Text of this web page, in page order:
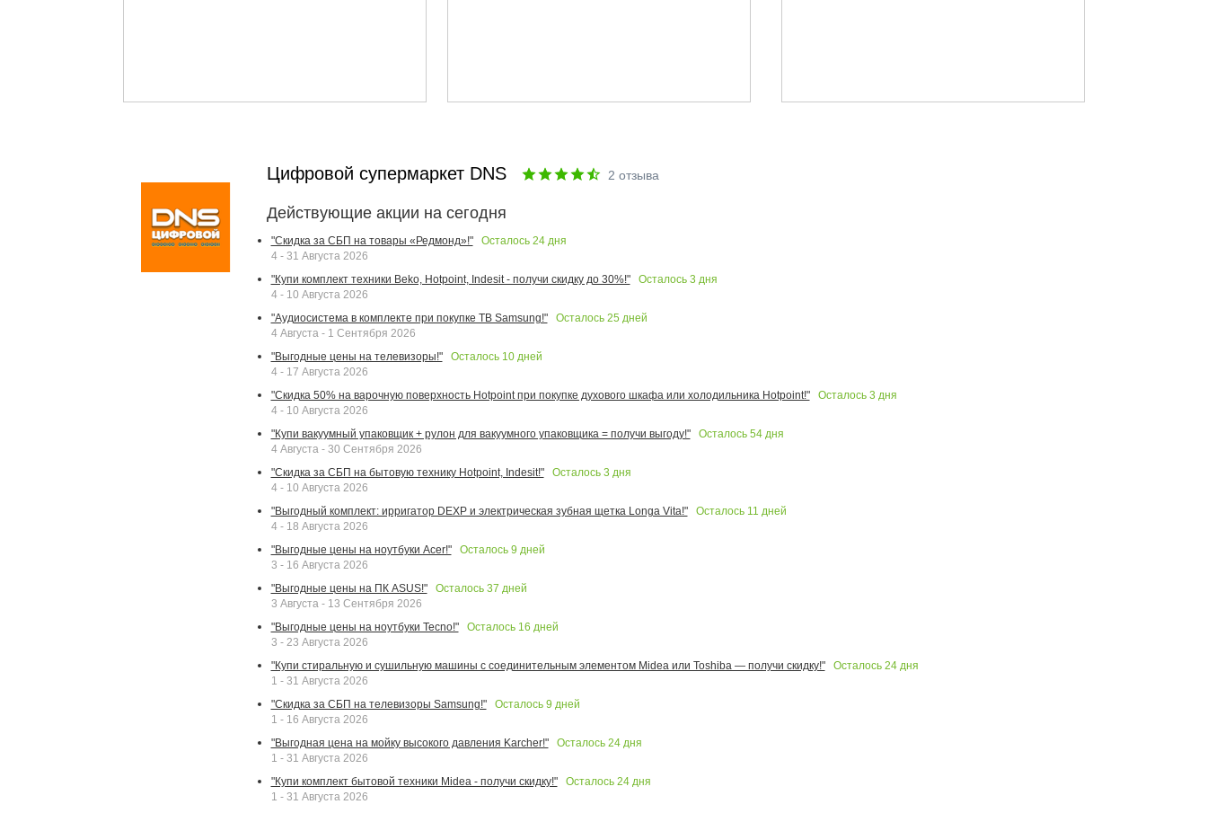
Цифровой супермаркет DNS 2 отзыва
Действующие акции на сегодня
"Скидка за СБП на товары «Редмонд»!" Осталось 24дня
4 - 31 Августа 2026
"Купи комплект техники Beko, Hotpoint, Indesit - получи скидку до 30%!"
Осталось 3 дня
4 - 10 Августа 2026
"Аудиосистема в комплекте при покупке ТВ Samsung!"
Осталось 25 дней
4 Августа - 1 Сентября 2026
"Выгодные цены на телевизоры!"
Осталось 10дней
4 - 17 Августа 2026
"Скидка 50% на варочную поверхность Hotpoint при покупке духового шкафа или холодильника Hotpoint!"
Осталось 3 дня
4 - 10 Августа 2026
"Купи вакуумный упаковщик + рулон для вакуумного упаковщика = получи выгоду!"
Осталось 54дня
4 Августа - 30 Сентября 2026
"Скидка за СБП на бытовую технику Hotpoint, Indesit!"
Осталось 3 дня
4 - 10 Августа 2026
"Выгодный комплект: ирригатор DEXP и электрическая зубная щетка Longa Vita!"
Осталось 11 дней
4 - 18 Августа 2026
"Выгодные цены на ноутбуки Acer!"
Осталось 9 дней
3 - 16 Августа 2026
"Выгодные цены на ПК ASUS!"
Осталось 37 дней
3 Августа - 13 Сентября 2026
"Выгодные цены на ноутбуки Tecno!"
Осталось 16 дней
3 - 23 Августа 2026
"Купи стиральную и сушильную машины с соединительным элементом Midea или Toshiba — получи скидку!"
Осталось 24дня
1 - 31 Августа 2026
"Скидка за СБП на телевизоры Samsung!"
Осталось 9 дней
1 - 16 Августа 2026
"Выгодная цена на мойку высокого давления Karcher!"
Осталось 24дня
1 - 31 Августа 2026
"Купи комплект бытовой техники Midea - получи скидку!"
Осталось 24дня
1 - 31 Августа 2026